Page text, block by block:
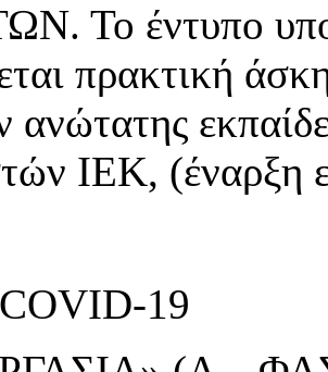
Το έντυπο
πρακτική
ανώτατης
ΙΕΚ, (έναρξη
19